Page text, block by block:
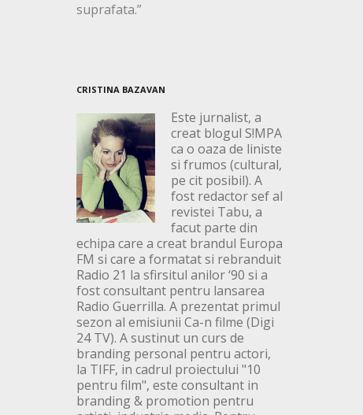
suprafata.”
CRISTINA BAZAVAN
Este jurnalist, a
creat blogul S!MPA
ca o oaza de liniste
si frumos (cultural,
pe cit posibil). A
fost redactor sef al
revistei Tabu, a
facut parte din
echipa care a creat brandul Europa
FM si care a formatat si rebranduit
Radio 21 la sfirsitul anilor ‘90 si a
fost consultant pentru lansarea
Radio Guerrilla. A prezentat primul
sezon al emisiunii Ca-n filme (Digi
24 TV). A sustinut un curs de
branding personal pentru actori,
la TIFF, in cadrul proiectului "10
pentru film", este consultant in
branding & promotion pentru